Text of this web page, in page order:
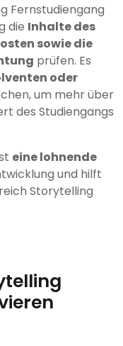
Fernstudiengang
die Inhalte des
sowie die
prüfen. Es
oder
um mehr über
des Studiengangs
eine lohnende
und hilft
Storytelling